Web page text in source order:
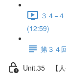
３４−
(12:59)
第３４
Unit.35 【人